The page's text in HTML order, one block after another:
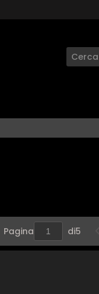
Pagina di5